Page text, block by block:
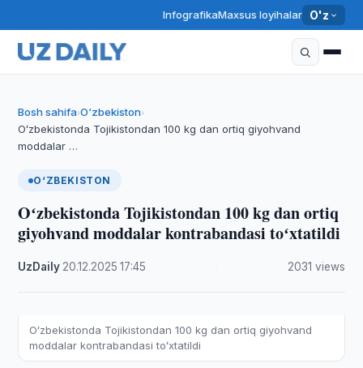
InfografikaMaxsus loyihalar O'z
Bosh sahifa›O‘zbekiston›
Oʻzbekistonda Tojikistondan 100 kg dan ortiq giyohvand
moddalar …
O‘ZBEKISTON
Oʻzbekistonda Tojikistondan 100 kg dan ortiq
giyohvand moddalar kontrabandasi toʻxtatildi
UzDaily 20.12.2025 ·17:45 2031 views
Oʻzbekistonda Tojikistondan 100 kg dan ortiq giyohvand
moddalar kontrabandasi toʻxtatildi